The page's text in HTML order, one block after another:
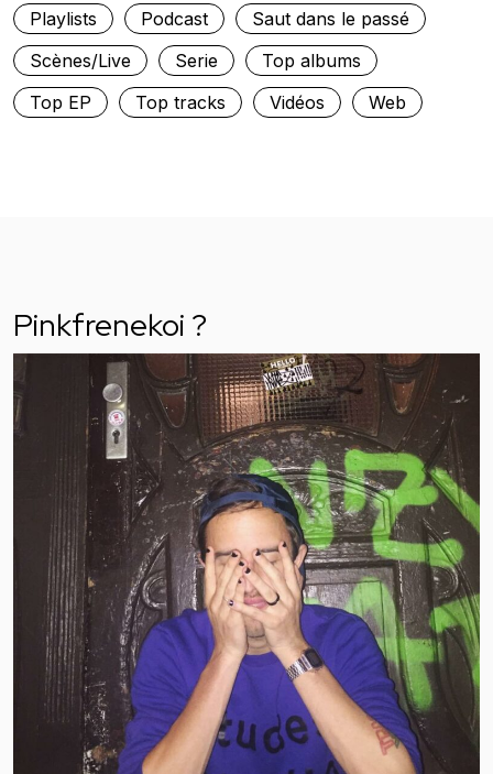
Playlists
Podcast
Saut dans le passé
Scènes/Live
Serie
Top albums
Top EP
Top tracks Vidéos Web
Pinkfrenekoi ?